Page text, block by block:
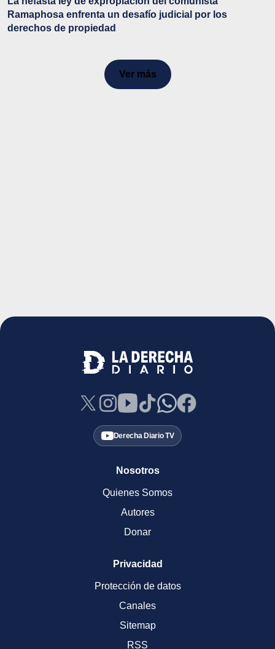
Ramaphosa enfrenta un desafío judicial por los
derechos de propiedad
Ver más
Derecha Diario TV
Nosotros
Quienes Somos
Autores
Donar
Privacidad
Protección de datos
Canales
Sitemap
RSS